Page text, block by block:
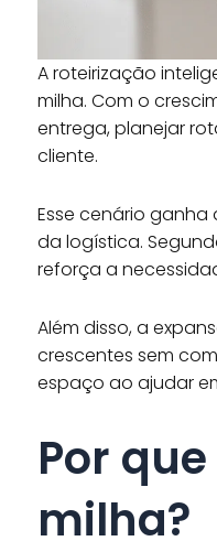
A roteirização
milha. Com o
entrega, planejar
cliente.
Esse cenário
da logística.
reforça a
Além disso, a
crescentes sem
espaço ao ajudar
Por
milha?